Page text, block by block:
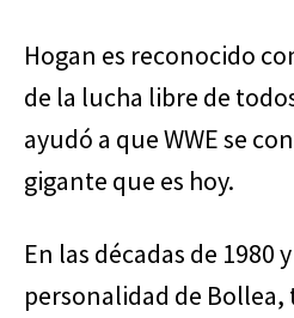
Hogan es reconocido
de la lucha libre de
ayudó a que WWE se
gigante que es hoy.
En las décadas de 1980
personalidad de